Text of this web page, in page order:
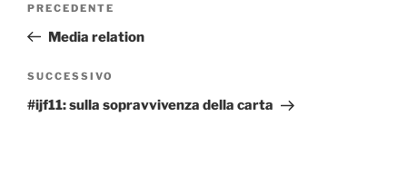
Articolo
precedente:
PRECEDENTE
Media relation
Articolo
successivo
SUCCESSIVO
#ijf11: sulla sopravvivenza della carta